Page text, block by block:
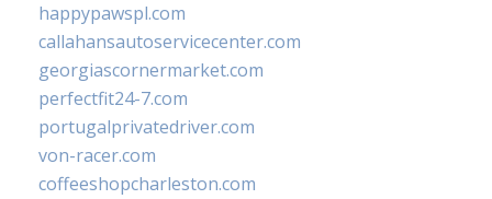
happypawspl.com
callahansautoservicecenter.com
georgiascornermarket.com
perfectfit24-7.com
portugalprivatedriver.com
von-racer.com
coffeeshopcharleston.com